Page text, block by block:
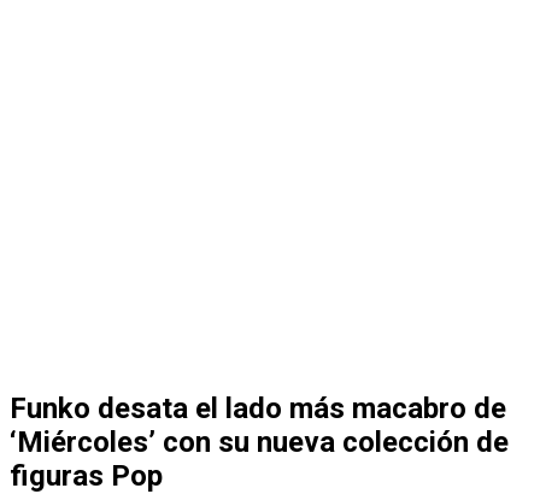
Funko desata el lado más macabro de
‘Miércoles’ con su nueva colección de
figuras Pop